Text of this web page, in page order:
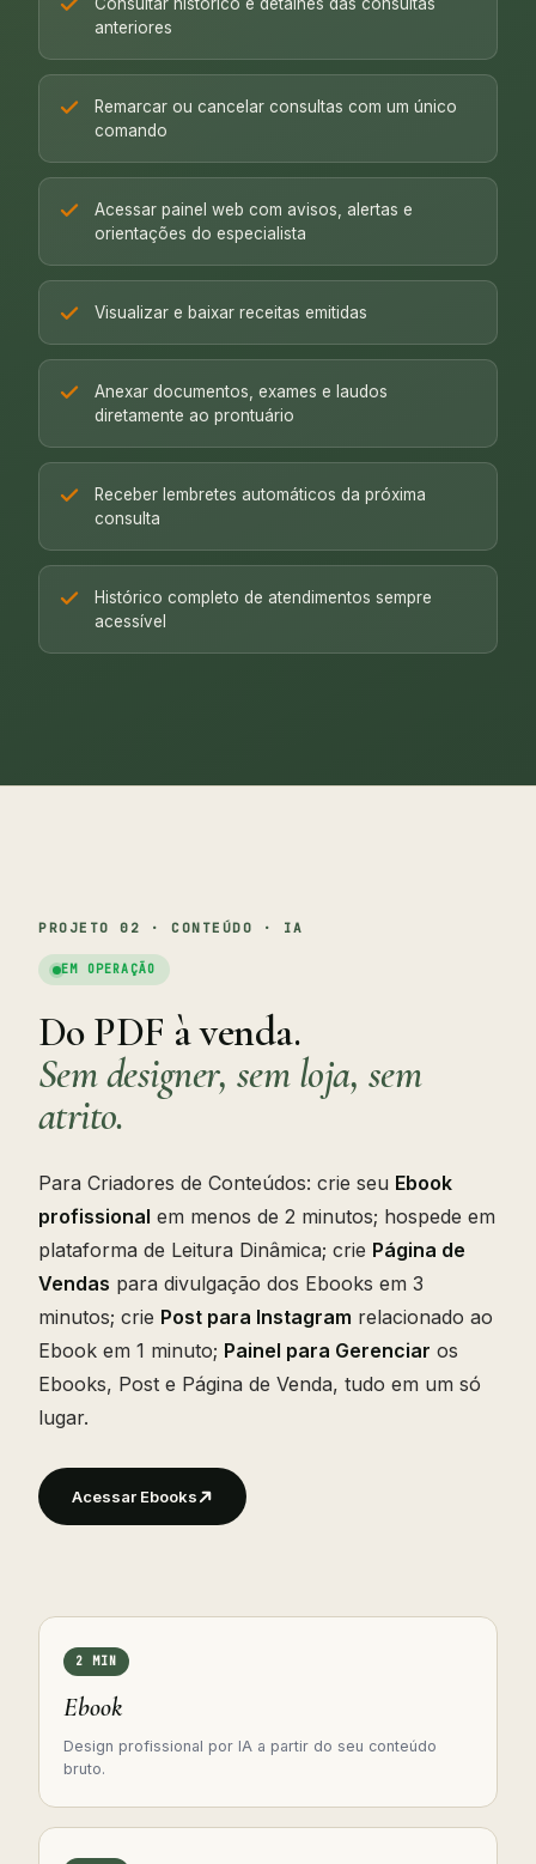
anteriores
Remarcar ou cancelar consultas com um único
comando
Acessar painel web com avisos, alertas e
orientações do especialista
Visualizar e baixar receitas emitidas
Anexar documentos, exames e laudos
diretamente ao prontuário
Receber lembretes automáticos da próxima
consulta
Histórico completo de atendimentos sempre
acessível
PROJETO 02 · CONTEÚDO · IA
EM OPERAÇÃO
Do PDF à venda.
Sem designer, sem loja, sem
atrito.
Para Criadores de Conteúdos: crie seu Ebook
profissional em menos de 2 minutos; hospede em
plataforma de Leitura Dinâmica; crie Página de
Vendas para divulgação dos Ebooks em 3
minutos; crie Post para Instagram relacionado ao
Ebook em 1 minuto; Painel para Gerenciar os
Ebooks, Post e Página de Venda, tudo em um só
lugar.
Acessar Ebooks
2 MIN
Ebook
Design profissional por IA a partir do seu conteúdo
bruto.